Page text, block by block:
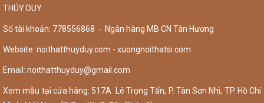
THÚY DUY.
Số tài khoản: 778556868 - Ngân hàng MB CN Tân Hương
Website: noithatthuyduy.com - xuongnoithatsi.com
Email: noithatthuyduy@gmail.com
Xem mẫu tại cửa hàng: 517A Lê Trọng Tấn, P. Tân Sơn Nhì, TP. Hồ Chí